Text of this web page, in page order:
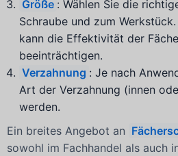
Größe : Wählen Sie die
Schraube und zum
kann die Effektivität der
beeinträchtigen.
Verzahnung : Je nach
Art der Verzahnung (innen
werden.
Ein breites Angebot an
sowohl im Fachhandel als auch